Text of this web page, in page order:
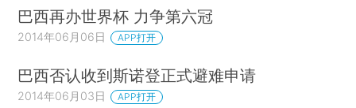
巴西再办世界杯 力争第六冠
2014年06月06日 APP打开
巴西否认收到斯诺登正式避难申请
2014年06月03日 APP打开